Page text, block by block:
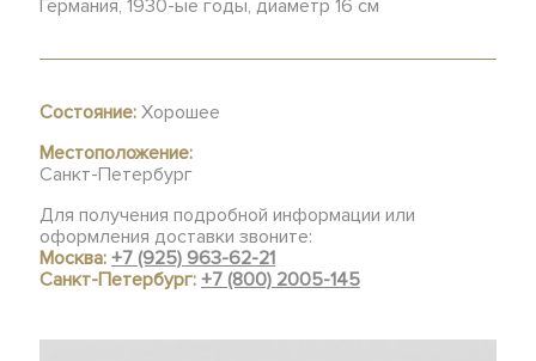
Германия, 1930-ые годы, диаметр 16 см
Состояние: Хорошее
Местоположение:
Санкт-Петербург
Для получения подробной информации или
оформления доставки звоните:
Москва:+7 (925) 963-62-21
Санкт-Петербург:+7 (800) 2005-145